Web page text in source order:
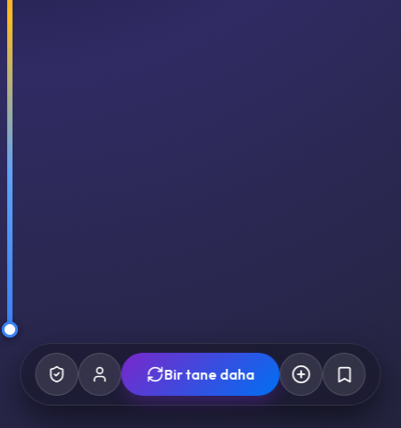
Bir tane daha